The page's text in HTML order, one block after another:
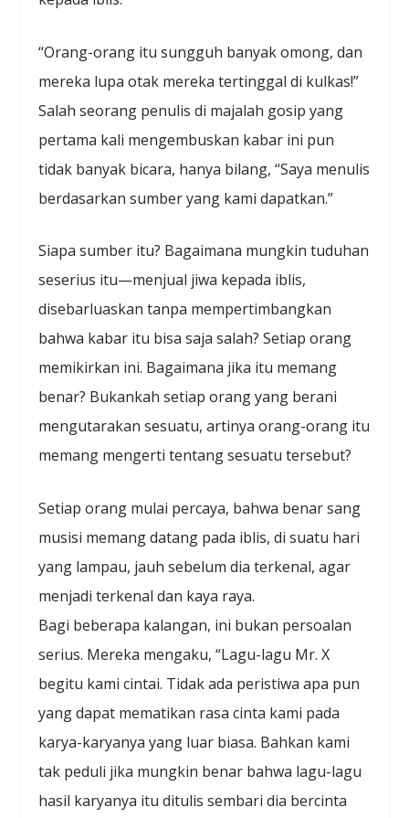
“Orang-orang itu sungguh banyak omong, dan
mereka lupa otak mereka tertinggal di kulkas!”
Salah seorang penulis di majalah gosip yang
pertama kali mengembuskan kabar ini pun
tidak banyak bicara, hanya bilang, “Saya menulis
berdasarkan sumber yang kami dapatkan.”
Siapa sumber itu? Bagaimana mungkin tuduhan
seserius itu—menjual jiwa kepada iblis,
disebarluaskan tanpa mempertimbangkan
bahwa kabar itu bisa saja salah? Setiap orang
memikirkan ini. Bagaimana jika itu memang
benar? Bukankah setiap orang yang berani
mengutarakan sesuatu, artinya orang-orang itu
memang mengerti tentang sesuatu tersebut?
Setiap orang mulai percaya, bahwa benar sang
musisi memang datang pada iblis, di suatu hari
yang lampau, jauh sebelum dia terkenal, agar
menjadi terkenal dan kaya raya.
Bagi beberapa kalangan, ini bukan persoalan
serius. Mereka mengaku, “Lagu-lagu Mr. X
begitu kami cintai. Tidak ada peristiwa apa pun
yang dapat mematikan rasa cinta kami pada
karya-karyanya yang luar biasa. Bahkan kami
tak peduli jika mungkin benar bahwa lagu-lagu
hasil karyanya itu ditulis sembari dia bercinta